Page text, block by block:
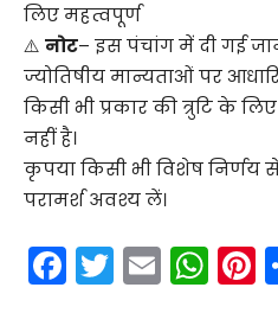
लिए महत्वपूर्ण
⚠️ नोट– इस पंचांग में दी गई
ज्योतिषीय मान्यताओं पर
किसी भी प्रकार की त्रुटि के लिए
नहीं है।
कृपया किसी भी विशेष निर्णय से
परामर्श अवश्य लें।
F T E W